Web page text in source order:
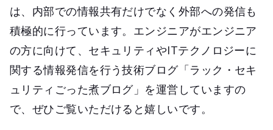
は、内部での情報共有だけでなく外部への発信も
積極的に行っています。エンジニアがエンジニア
の方に向けて、セキュリティやITテクノロジーに
関する情報発信を行う技術ブログ「ラック・セキ
ュリティごった煮ブログ」を運営していますの
で、ぜひご覧いただけると嬉しいです。